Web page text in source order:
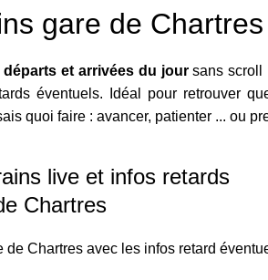
gare de Chartres
départs et arrivées du joursans scroll
éventuels. Idéal pour retrouver
quoi faire : avancer, patienter ... ou
live et infos retards
Chartres
Chartres avec les infos retard